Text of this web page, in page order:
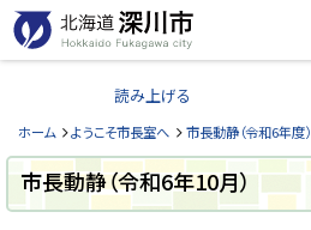
本
文
へ
ュ
へ
北
道
深
川
市
読み上げる
ホーム ようこそ市長室へ 市長動静（令和6年度）
市長動静（令和6年10月）